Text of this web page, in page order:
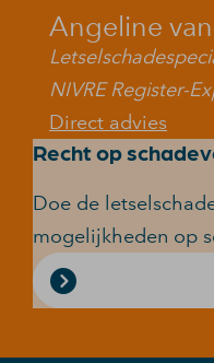
Angeline
NIVRE Register-
Direct advies
Recht op
Doe de
mogelijkheden op